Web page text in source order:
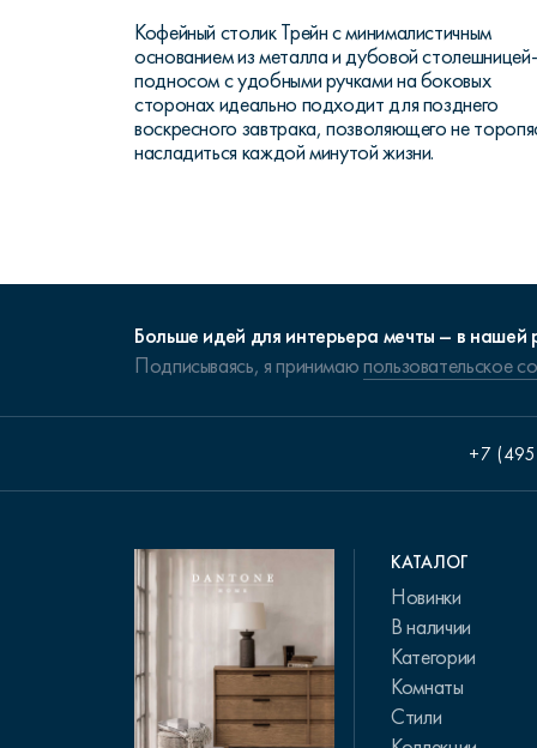
Кофейный столик Трейн с минималистичным
основанием из металла и дубовой столешницей-
подносом с удобными ручками на боковых
сторонах идеально подходит для позднего
воскресного завтрака, позволяющего не
насладиться каждой минутой жизни.
Больше идей для интерьера мечты – в нашей
Подписываясь, я принимаюпользовательское
+7
КАТАЛОГ
Новинки
В наличии
Категории
Комнаты
Стили